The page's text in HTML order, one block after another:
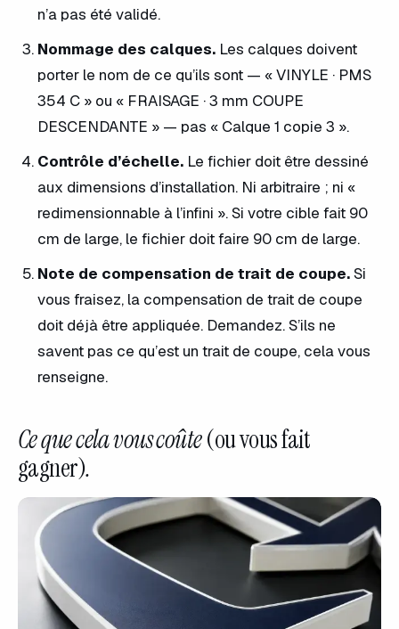
n’a pas été validé.
Nommage des calques. Les calques doivent
porter le nom de ce qu’ils sont — « VINYLE · PMS
354 C » ou « FRAISAGE · 3 mm COUPE
DESCENDANTE » — pas « Calque 1 copie 3 ».
Contrôle d’échelle. Le fichier doit être dessiné
aux dimensions d’installation. Ni arbitraire ; ni «
redimensionnable à l’infini ». Si votre cible fait 90
cm de large, le fichier doit faire 90 cm de large.
Note de compensation de trait de coupe.Si
vous fraisez, la compensation de trait de coupe
doit déjà être appliquée. Demandez. S’ils ne
savent pas ce qu’est un trait de coupe, cela vous
renseigne.
Ce que cela vous coûte(ou vous fait
gagner).